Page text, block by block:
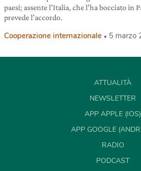
paesi; assente l’Italia, che l’ha bocciato in
prevede l’accordo.
Cooperazione internazionale 5 marzo
ATTUALITÀ
NEWSLETTER
APP APPLE (IOS)
APP GOOGLE
RADIO
PODCAST